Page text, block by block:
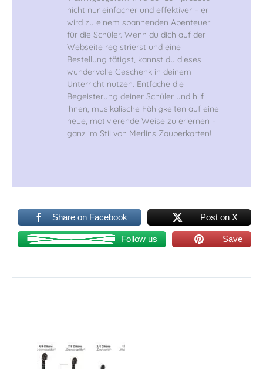
nicht nur einfacher und effektiver – er
wird zu einem spannenden Abenteuer
für die Schüler. Wenn du dich auf der
Webseite registrierst und eine
Bestellung tätigst, kannst du dieses
wundervolle Geschenk in deinem
Unterricht nutzen. Entfache die
Begeisterung deiner Schüler und hilf
ihnen, musikalische Fähigkeiten auf eine
neue, motivierende Weise zu erlernen –
ganz im Stil von Merlins Zauberkarten!
Share on Facebook Post on X
Follow us Save